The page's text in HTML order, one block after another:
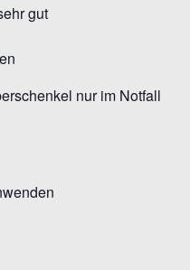
gut
nur im Notfall